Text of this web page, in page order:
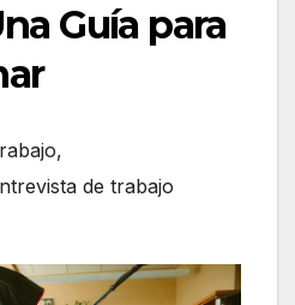
Guía para
,
de trabajo